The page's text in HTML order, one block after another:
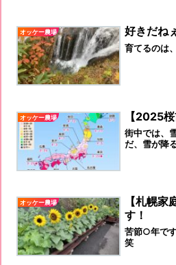
が、、、体
よねー
オッケー農場 好きだね
育てるのは
オッケー農場 【2025
街中では、
だ、雪が降
オッケー農場
【札幌
す！
苦節○年で
笑